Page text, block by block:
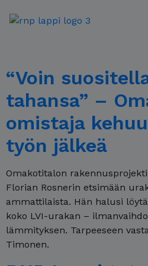
Arkistot:
“Voin
tahansa” –
omistaja
työn jälkeä
Omakotitalon
Florian Rosnerin etsimään
ammattilaista. Hän halusi
koko LVI-urakan –
lämmityksen. Tarpeeseen
Timonen.